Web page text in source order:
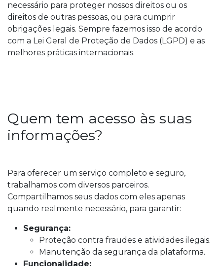
necessário para proteger nossos direitos ou os
direitos de outras pessoas, ou para cumprir
obrigações legais. Sempre fazemos isso de acordo
com a Lei Geral de Proteção de Dados (LGPD) e as
melhores práticas internacionais.
Quem tem acesso às suas
informações?
Para oferecer um serviço completo e seguro,
trabalhamos com diversos parceiros.
Compartilhamos seus dados com eles apenas
quando realmente necessário, para garantir:
Segurança:
Proteção contra fraudes e atividades ilegais.
Manutenção da segurança da plataforma.
Funcionalidade: